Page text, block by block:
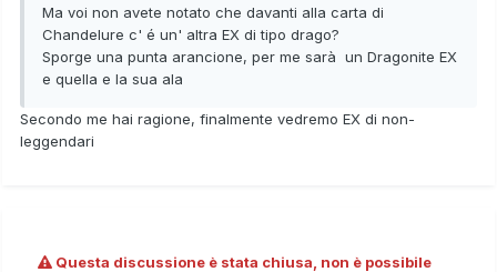
Ma voi non avete notato che davanti alla carta di
Chandelure c' é un' altra EX di tipo drago?
Sporge una punta arancione, per me sarà un Dragonite EX
e quella e la sua ala
Secondo me hai ragione, finalmente vedremo EX di non-
leggendari
Questa discussione è stata chiusa, non è possibile